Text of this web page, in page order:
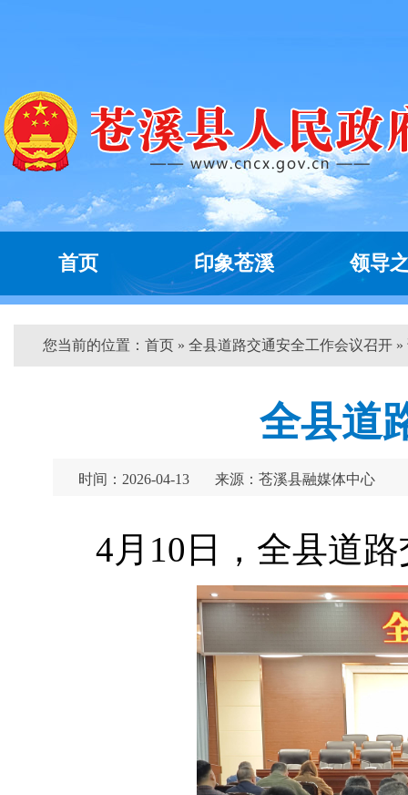
首页 印象苍溪 领导
您当前的位置： 首页 » 全县道路交通安全工作会议召开 »
全县道
时间：2026-04-13 来源：苍溪县融媒体中心
4月10日，全县道